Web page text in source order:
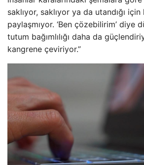
saklıyor, saklıyor ya da utandığı
paylaşmıyor. ‘Ben çözebilirim’ diye
tutum bağımlılığı daha da
kangrene çeviriyor.”